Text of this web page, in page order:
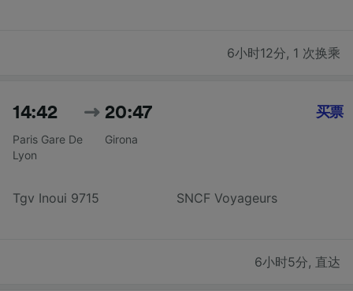
6小时12分, 1 次换乘
14:42
Paris Gare De
Lyon
20:47
Girona
Tgv Inoui 9715 SNCF Voyageurs
买票
6小时5分, 直达